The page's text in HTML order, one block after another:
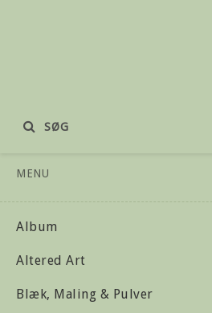
SØG
MENU
Album
Altered Art
Blæk, Maling & Pulver